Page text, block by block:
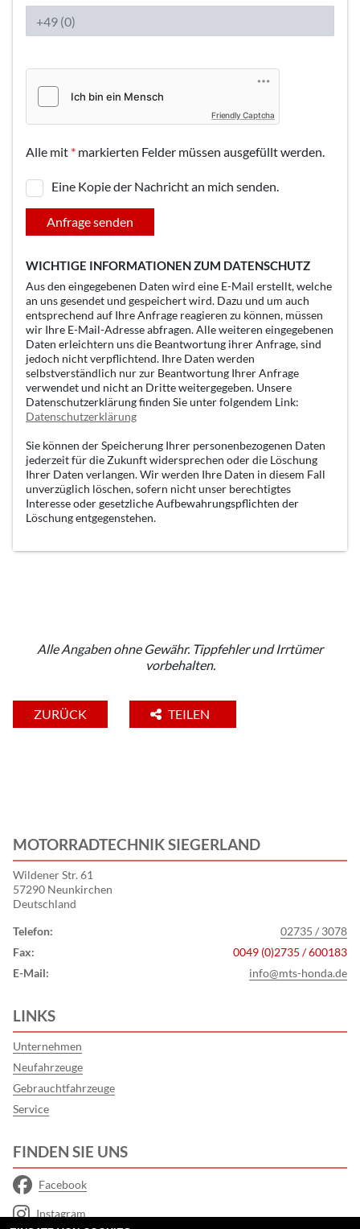
Friendly Captcha
Alle mit * markierten Felder müssen ausgefüllt werden.
Eine Kopie der Nachricht an mich senden.
Anfrage senden
WICHTIGE INFORMATIONEN ZUM DATENSCHUTZ
Aus den eingegebenen Daten wird eine E-Mail erstellt, welche
an uns gesendet und gespeichert wird. Dazu und um auch
entsprechend auf Ihre Anfrage reagieren zu können, müssen
wir Ihre E-Mail-Adresse abfragen. Alle weiteren eingegebenen
Daten erleichtern uns die Beantwortung ihrer Anfrage, sind
jedoch nicht verpflichtend. Ihre Daten werden
selbstverständlich nur zur Beantwortung Ihrer Anfrage
verwendet und nicht an Dritte weitergegeben. Unsere
Datenschutzerklärung finden Sie unter folgendem Link:
Datenschutzerklärung
Sie können der Speicherung Ihrer personenbezogenen Daten
jederzeit für die Zukunft widersprechen oder die Löschung
Ihrer Daten verlangen. Wir werden Ihre Daten in diesem Fall
unverzüglich löschen, sofern nicht unser berechtigtes
Interesse oder gesetzliche Aufbewahrungspflichten der
Löschung entgegenstehen.
Alle Angaben ohne Gewähr. Tippfehler und Irrtümer
vorbehalten.
ZURÜCK TEILEN
MOTORRADTECHNIK SIEGERLAND
Wildener Str. 61
57290 Neunkirchen
Deutschland
Telefon:
02735 / 3078
Fax:
0049 (0)2735 / 600183
E-Mail:
info@mts-honda.de
LINKS
Unternehmen
Neufahrzeuge
Gebrauchtfahrzeuge
Service
FINDEN SIE UNS
Facebook
Instagram